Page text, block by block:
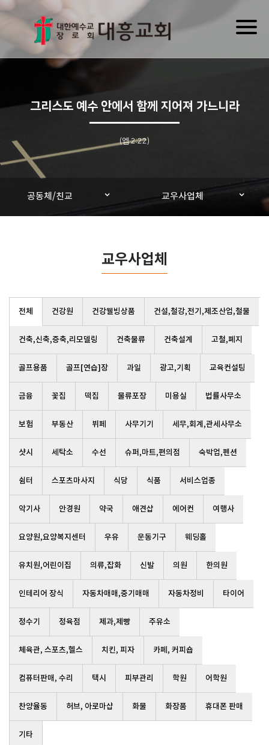
그리스도 예수 안에서 함께 지어져 가느니라
(엡 2:22)
공동체/친교 교우사업체
교우사업체
전체 건강원 건강웰빙상품 건설,철강,전기,제조산업,철물
건축,신축,증축,리모델링 건축물류 건축설계 고철,폐지
골프용품 골프[연습]장 과일 광고,기획 교육컨설팅
금융 꽃집 떡집 물류포장 미용실 법률사무소
보험 부동산 뷔페 사무기기 세무,회계,관세사무소
샷시 세탁소 수선 슈퍼,마트,편의점 숙박업,펜션
쉼터 스포츠마사지 식당 식품 서비스업종
악기사 안경원 약국 애견샵 에어컨 여행사
요양원,요양복지센터 우유 운동기구 웨딩홀
유치원,어린이집 의류,잡화 신발 의원 한의원
인테리어 장식 자동차매매,중기매매 자동차정비 타이어
정수기 정육점 제과,제빵 주유소
체육관, 스포츠,헬스 치킨, 피자 카페, 커피숍
컴퓨터판매, 수리 택시 피부관리 학원 어학원
찬양율동 허브, 아로마샵 화물 화장품 휴대폰 판매
기타